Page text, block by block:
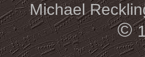
Michael
©